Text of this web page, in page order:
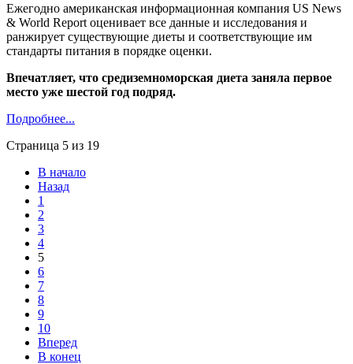
Ежегодно американская информационная компания US News
& World Report оценивает все данные и исследования и
ранжирует существующие диеты и соответствующие им
стандарты питания в порядке оценки.
Впечатляет, что средиземноморская диета заняла первое
место уже шестой год подряд.
Подробнее...
Страница 5 из 19
В начало
Назад
1
2
3
4
5
6
7
8
9
10
Вперед
В конец